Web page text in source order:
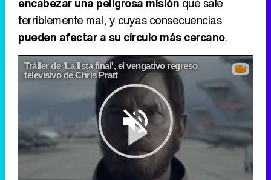
terriblemente mal, y cuyas consecuencias
pueden afectar a su círculo más cercano.
Play
Tráiler de 'La lista final', el vengativo regreso
televisivo de Chris Pratt